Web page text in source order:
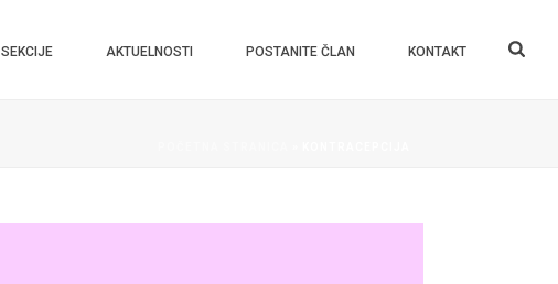
SEKCIJE AKTUELNOSTI POSTANITE ČLAN KONTAKT